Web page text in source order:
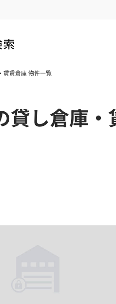
賃貸倉庫 物件一覧
貸し倉庫